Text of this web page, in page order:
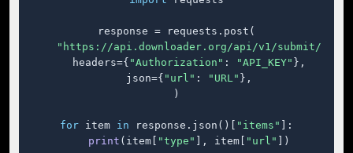
response = requests.post(
"https://api.downloader.org/api/v1/submit/"
    headers={
"Authorization" : "API_KEY" },
    json={
"url" : "URL" },
)
for item in response.json()[ "items"
]:
print (item[ "type" ], item[ "url" ])